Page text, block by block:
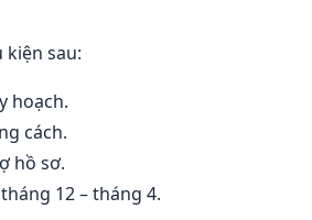
kiện sau:
hoạch.
cách.
hồ sơ.
12 – tháng 4.